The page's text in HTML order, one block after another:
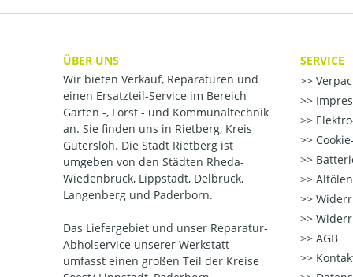
ÜBER UNS
Wir bieten Verkauf, Reparaturen und
einen Ersatzteil-Service im Bereich
Garten -, Forst - und Kommunaltechnik
an. Sie finden uns in Rietberg, Kreis
Gütersloh. Die Stadt Rietberg ist
umgeben von den Städten Rheda-
Wiedenbrück, Lippstadt, Delbrück,
Langenberg und Paderborn.
Das Liefergebiet und unser Reparatur-
Abholservice unserer Werkstatt
umfasst einen großen Teil der Kreise
SERVICE
AGB